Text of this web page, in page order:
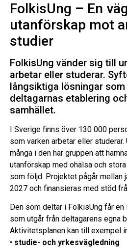
FolkisUng – En
utanförskap mot
studier
FolkisUng vänder sig till
arbetar eller studerar.
långsiktiga lösningar
deltagarnas etablering
samhället.
I Sverige finns över 130 000
som varken arbetar eller
många i den här gruppen att
utanförskap med ohälsa och
som följd. Projektet pågår mellan
2027 och finansieras med stöd
Den som deltar i FolkisUng får
som utgår från deltagarens egna
Aktivitetsplanen kan till exempel
• studie- och yrkesvägledning